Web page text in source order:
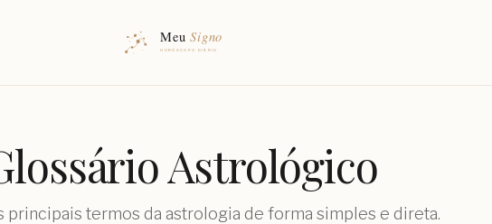
Astrológico
principais termos da astrologia de forma simples e direta.